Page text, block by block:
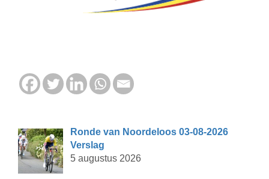
Ronde van Noordeloos 03-08-2026
Verslag
5 augustus 2026